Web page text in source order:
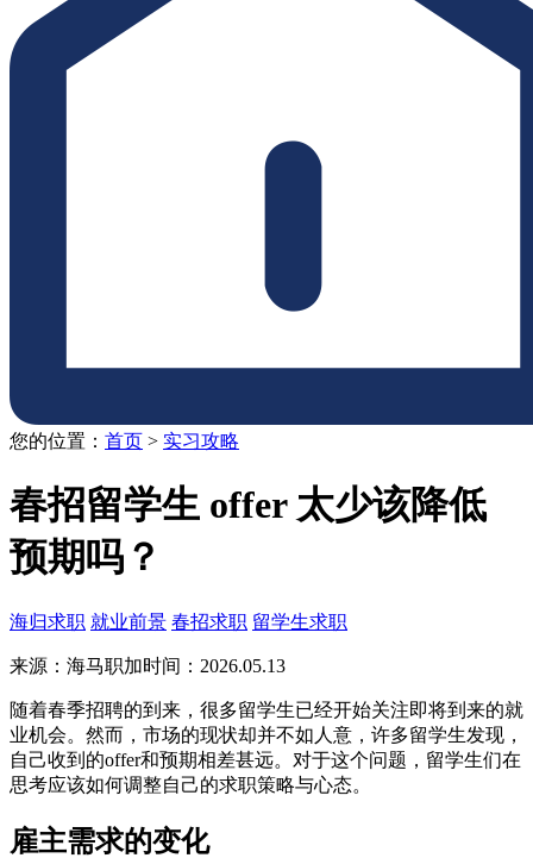
您的位置： 首页 > 实习攻略
春招留学生 offer 太少该降低
预期吗？
海归求职 就业前景 春招求职 留学生求职
来源：海马职加时间：2026.05.13
随着春季招聘的到来，很多留学生已经开始关注即将到来的就
业机会。然而，市场的现状却并不如人意，许多留学生发现，
自己收到的offer和预期相差甚远。对于这个问题，留学生们在
思考应该如何调整自己的求职策略与心态。
雇主需求的变化